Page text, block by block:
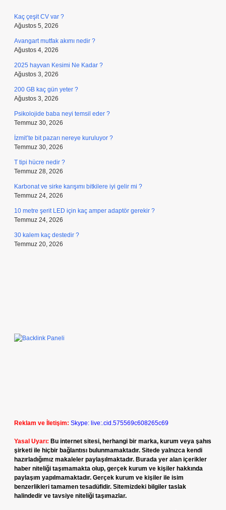
Kaç çeşit CV var ?
Ağustos 5, 2026
Avangart mutfak akımı nedir ?
Ağustos 4, 2026
2025 hayvan Kesimi Ne Kadar ?
Ağustos 3, 2026
200 GB kaç gün yeter ?
Ağustos 3, 2026
Psikolojide baba neyi temsil eder ?
Temmuz 30, 2026
İzmit’te bit pazarı nereye kuruluyor ?
Temmuz 30, 2026
T tipi hücre nedir ?
Temmuz 28, 2026
Karbonat ve sirke karışımı bitkilere iyi gelir mi ?
Temmuz 24, 2026
10 metre şerit LED için kaç amper adaptör gerekir ?
Temmuz 24, 2026
30 kalem kaç destedir ?
Temmuz 20, 2026
Reklam ve İletişim: Skype: live:.cid.575569c608265c69
Yasal Uyarı: Bu internet sitesi, herhangi bir marka, kurum veya şahıs
şirketi ile hiçbir bağlantısı bulunmamaktadır. Sitede yalnızca kendi
hazırladığımız makaleler paylaşılmaktadır. Burada yer alan içerikler
haber niteliği taşımamakta olup, gerçek kurum ve kişiler hakkında
paylaşım yapılmamaktadır. Gerçek kurum ve kişiler ile isim
benzerlikleri tamamen tesadüfidir. Sitemizdeki bilgiler taslak
halindedir ve tavsiye niteliği taşımazlar.